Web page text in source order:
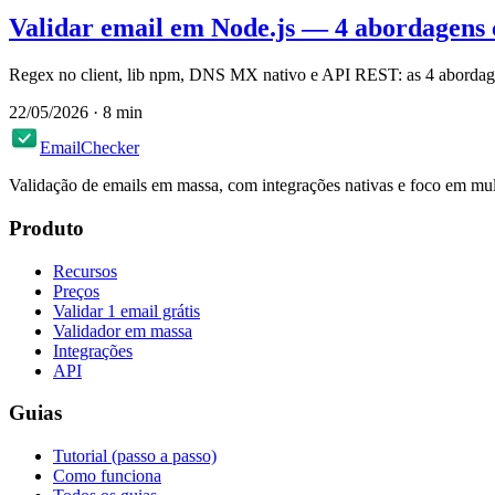
Validar email em Node.js — 4 abordagens
Regex no client, lib npm, DNS MX nativo e API REST: as 4
22/05/2026 · 8 min
EmailChecker
Validação de emails em massa, com integrações nativas e foco em
Produto
Recursos
Preços
Validar 1 email grátis
Validador em massa
Integrações
API
Guias
Tutorial (passo a passo)
Como funciona